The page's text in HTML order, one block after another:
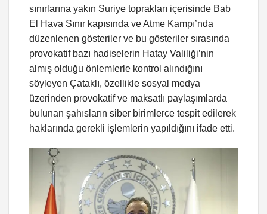
sınırlarına yakın Suriye toprakları içerisinde Bab
El Hava Sınır kapısında ve Atme Kampı’nda
düzenlenen gösteriler ve bu gösteriler sırasında
provokatif bazı hadiselerin Hatay Valiliği’nin
almış olduğu önlemlerle kontrol alındığını
söyleyen Çataklı, özellikle sosyal medya
üzerinden provokatif ve maksatlı paylaşımlarda
bulunan şahısların siber birimlerce tespit edilerek
haklarında gerekli işlemlerin yapıldığını ifade etti.